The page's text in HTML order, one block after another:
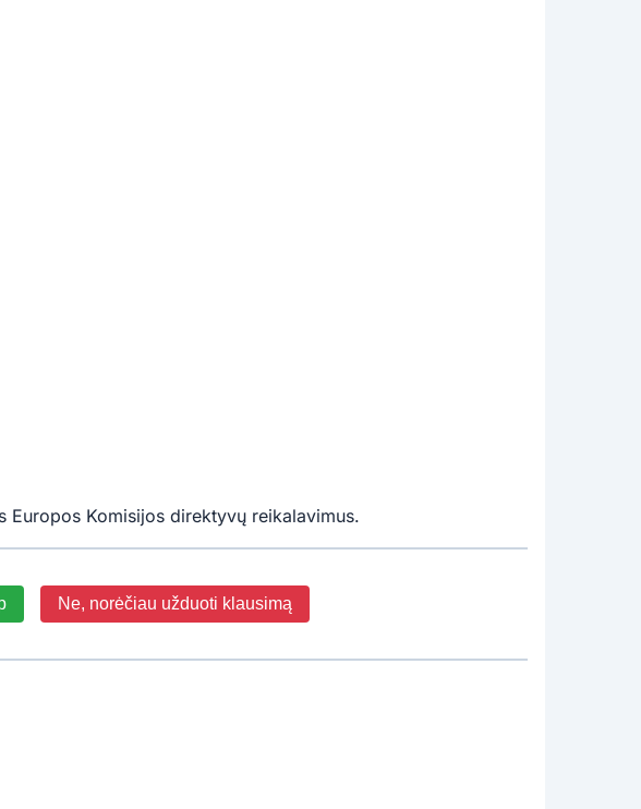
Komisijos direktyvų reikalavimus.
Ne, norėčiau užduoti klausimą